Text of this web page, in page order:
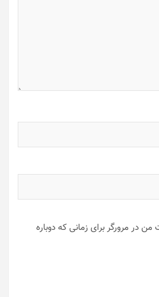
من در مرورگر برای زمانی که دوباره